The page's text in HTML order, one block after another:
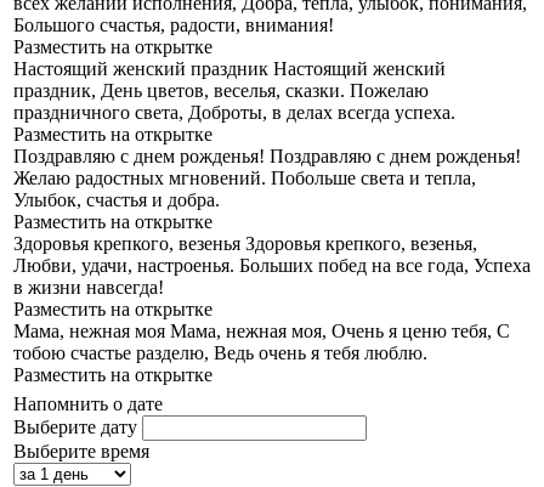
Большого счастья, радости, внимания!
Разместить на открытке
Настоящий женский праздник Настоящий женский
праздник, День цветов, веселья, сказки. Пожелаю
праздничного света, Доброты, в делах всегда успеха.
Разместить на открытке
Поздравляю с днем рожденья! Поздравляю с днем рожденья!
Желаю радостных мгновений. Побольше света и тепла,
Улыбок, счастья и добра.
Разместить на открытке
Здоровья крепкого, везенья Здоровья крепкого, везенья,
Любви, удачи, настроенья. Больших побед на все года, Успеха
в жизни навсегда!
Разместить на открытке
Мама, нежная моя Мама, нежная моя, Очень я ценю тебя, С
тобою счастье разделю, Ведь очень я тебя люблю.
Разместить на открытке
Напомнить о дате
Выберите дату
Выберите время